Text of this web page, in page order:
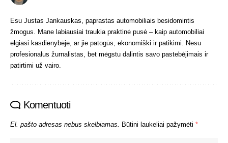
Esu Justas Jankauskas, paprastas automobiliais besidomintis
žmogus. Mane labiausiai traukia praktinė pusė – kaip automobiliai
elgiasi kasdienybėje, ar jie patogūs, ekonomiški ir patikimi. Nesu
profesionalus žurnalistas, bet mėgstu dalintis savo pastebėjimais ir
patirtimi už vairo.
Komentuoti
El. pašto adresas nebus skelbiamas. Būtini laukeliai pažymėti *